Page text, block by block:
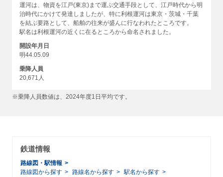
運河は、物資を江戸(東京)まで運ぶ交通手段として、江戸時代から明
治時代にかけて発達しましたが、特に利根運河は東京・茨城・千葉
を結ぶ要路として、船舶の往来が盛んに行なわれたところです。
駅名は利根運河の近くに在るところから命名されました。
開設年月日
明44.05.09
乗降人員
20,671人
※乗降人員数値は、2024年度1日平均です。
鉄道情報
路線図・駅情報
路線図から探す
路線名から探す
駅名から探す